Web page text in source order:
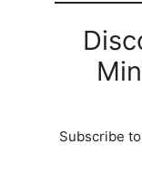
Subscribe